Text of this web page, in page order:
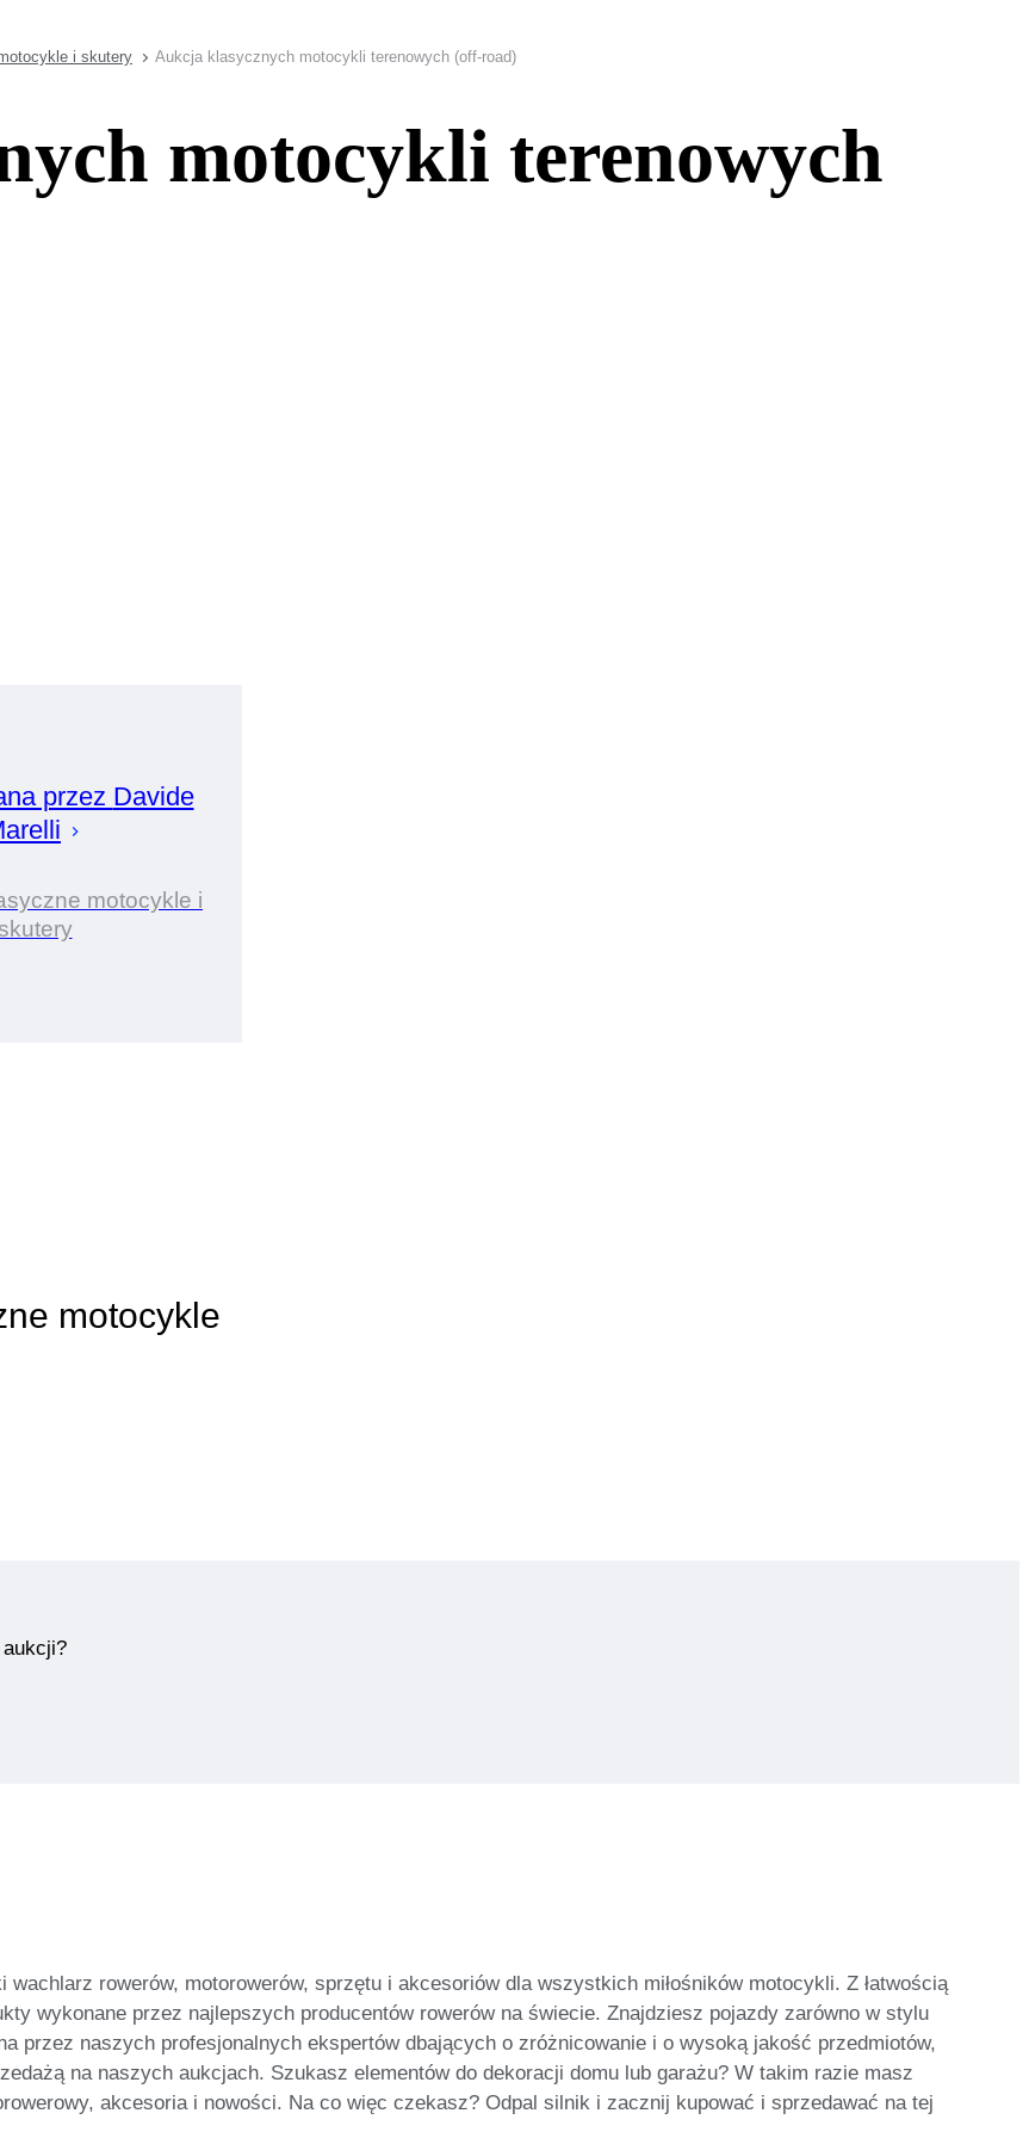
i skutery Aukcja klasycznych motocykli terenowych (off-road)
motocykli terenowych
przez Davide
motocykle i
skutery
motocykle
rowerów, motorowerów, sprzętu i akcesoriów dla wszystkich miłośników motocykli. Z łatwością
wykonane przez najlepszych producentów rowerów na świecie. Znajdziesz pojazdy zarówno w stylu
przez naszych profesjonalnych ekspertów dbających o zróżnicowanie i o wysoką jakość przedmiotów,
na naszych aukcjach. Szukasz elementów do dekoracji domu lub garażu? W takim razie masz
akcesoria i nowości. Na co więc czekasz? Odpal silnik i zacznij kupować i sprzedawać na tej